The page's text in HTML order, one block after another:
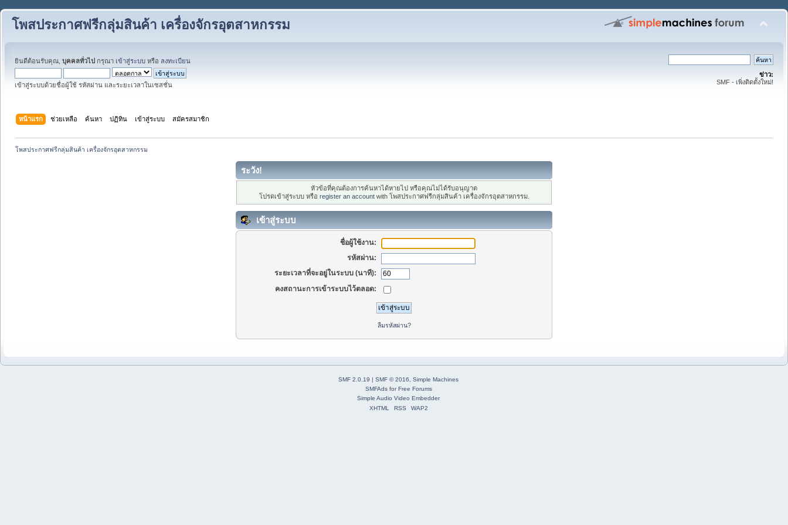
โพสประกาศฟรีกลุ่มสินค้า เครื่องจักรอุตสาหกรรม
ยินดีต้อนรับคุณ, บุคคลทั่วไป กรุณา เข้าสู่ระบบ หรือ ลงทะเบียน
เข้าสู่ระบบด้วยชื่อผู้ใช้ รหัสผ่าน และระยะเวลาในเซสชั่น
ข่าว:
SMF - เพิ่งติดตั้งใหม่!
หน้าแรก ช่วยเหลือ ค้นหา ปฏิทิน เข้าสู่ระบบ สมัครสมาชิก
โพสประกาศฟรีกลุ่มสินค้า เครื่องจักรอุตสาหกรรม
ระวัง!
หัวข้อที่คุณต้องการค้นหาได้หายไป หรือคุณไม่ได้รับอนุญาต
โปรดเข้าสู่ระบบ หรือ register an accountwith โพสประกาศฟรีกลุ่มสินค้า เครื่องจักรอุตสาหกรรม.
เข้าสู่ระบบ
ชื่อผู้ใช้งาน:
รหัสผ่าน:
ระยะเวลาที่จะอยู่ในระบบ (นาที):
คงสถานะการเข้าระบบไว้ตลอด:
ลืมรหัสผ่าน?
SMF 2.0.19 | SMF © 2016
Simple Machines
SMFAdsforFree Forums
Simple Audio Video Embedder
XHTML
RSS WAP2